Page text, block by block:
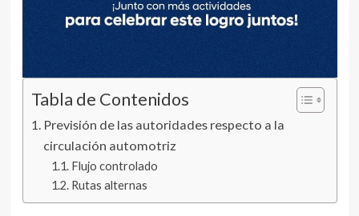
Tabla de Contenidos
Previsión de las autoridades respecto a la
circulación automotriz
Flujo controlado
Rutas alternas